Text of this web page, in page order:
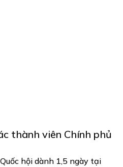
thành viên Chính phủ
hội dành 1,5 ngày tại